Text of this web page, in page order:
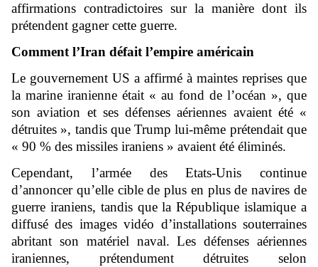
affirmations contradictoires sur la manière dont ils
prétendent gagner cette guerre.
Comment l’Iran défait l’empire américain
Le gouvernement US a affirmé à maintes reprises que
la marine iranienne était « au fond de l’océan », que
son aviation et ses défenses aériennes avaient été «
détruites », tandis que Trump lui-même prétendait que
« 90 % des missiles iraniens » avaient été éliminés.
Cependant, l’armée des Etats-Unis continue
d’annoncer qu’elle cible de plus en plus de navires de
guerre iraniens, tandis que la République islamique a
diffusé des images vidéo d’installations souterraines
abritant son matériel naval. Les défenses aériennes
iraniennes, prétendument détruites selon